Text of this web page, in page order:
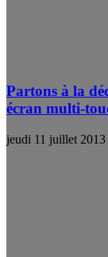
Partons à la
écran multi-
jeudi 11 juillet 2013